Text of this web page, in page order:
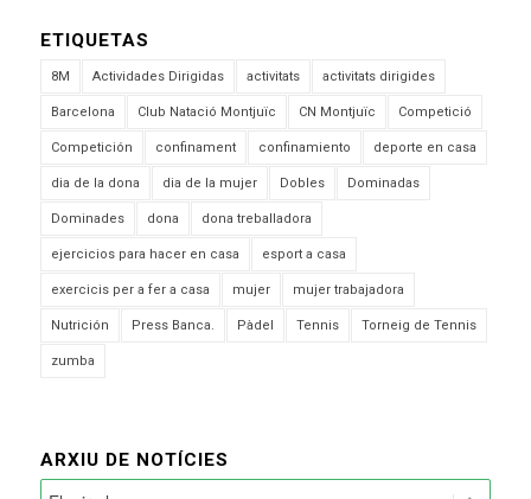
ETIQUETAS
8M Actividades Dirigidas activitats activitats dirigides
Barcelona Club Natació Montjuïc CN Montjuïc Competició
Competición confinament confinamiento deporte en casa
dia de la dona dia de la mujer Dobles Dominadas
Dominades dona dona treballadora
ejercicios para hacer en casa esport a casa
exercicis per a fer a casa mujer mujer trabajadora
Nutrición Press Banca. Pàdel Tennis Torneig de Tennis
zumba
ARXIU DE NOTÍCIES